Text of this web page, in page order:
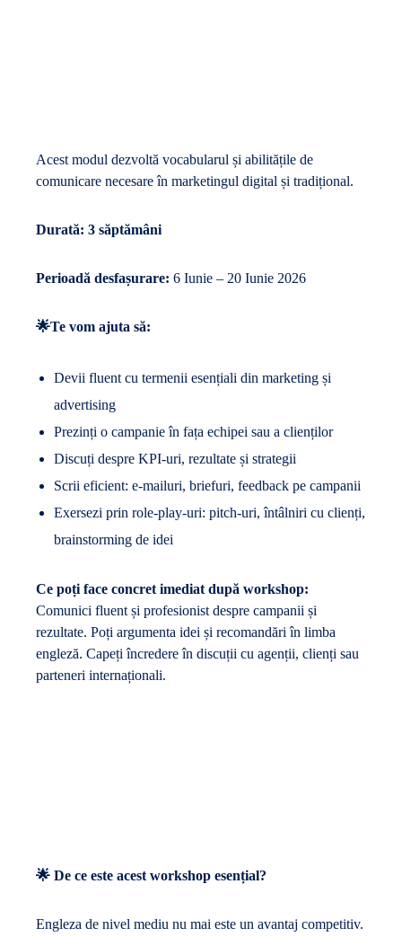
Acest modul dezvoltă vocabularul și abilitățile de
comunicare necesare în marketingul digital și tradițional.
Durată: 3 săptămâni
Perioadă desfașurare: 6 Iunie – 20 Iunie 2026
🌟Te vom ajuta să:
Devii fluent cu termenii esențiali din marketing și
advertising
Prezinți o campanie în fața echipei sau a clienților
Discuți despre KPI-uri, rezultate și strategii
Scrii eficient: e-mailuri, briefuri, feedback pe campanii
Exersezi prin role-play-uri: pitch-uri, întâlniri cu clienți,
brainstorming de idei
Ce poți face concret imediat după workshop:
Comunici fluent și profesionist despre campanii și
rezultate. Poți argumenta idei și recomandări în limba
engleză. Capeți încredere în discuții cu agenții, clienți sau
parteneri internaționali.
🌟 De ce este acest workshop esențial?
Engleza de nivel mediu nu mai este un avantaj competitiv.